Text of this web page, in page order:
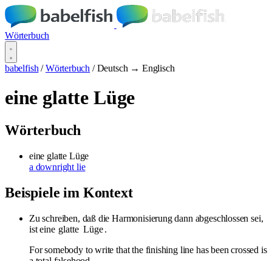
Wörterbuch
babelfish / Wörterbuch / Deutsch → Englisch
eine glatte Lüge
Wörterbuch
eine glatte Lüge
a downright lie
Beispiele im Kontext
Zu schreiben, daß die Harmonisierung dann abgeschlossen sei,
ist eine glatte Lüge .
For somebody to write that the finishing line has been crossed is